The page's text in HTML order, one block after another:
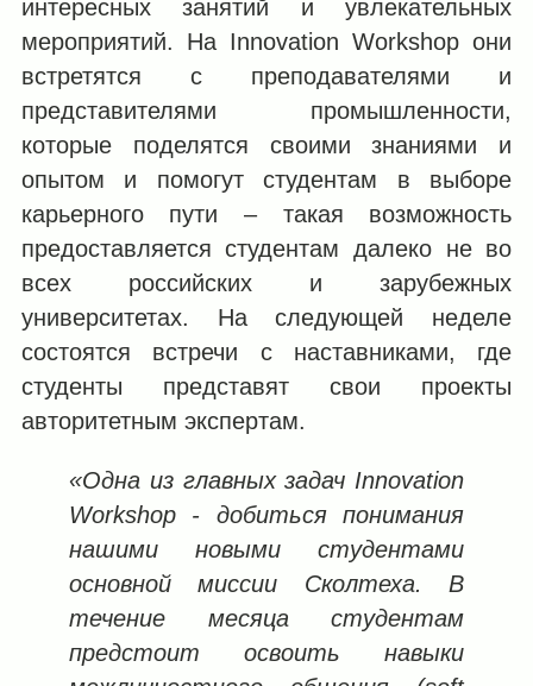
интересных занятий и увлекательных
мероприятий. На Innovation Workshop они
встретятся с преподавателями и
представителями промышленности,
которые поделятся своими знаниями и
опытом и помогут студентам в выборе
карьерного пути ‒ такая возможность
предоставляется студентам далеко не во
всех российских и зарубежных
университетах. На следующей неделе
состоятся встречи с наставниками, где
студенты представят свои проекты
авторитетным экспертам.
«Одна из главных задач Innovation
Workshop - добиться понимания
нашими новыми студентами
основной миссии Сколтеха. В
течение месяца студентам
предстоит освоить навыки